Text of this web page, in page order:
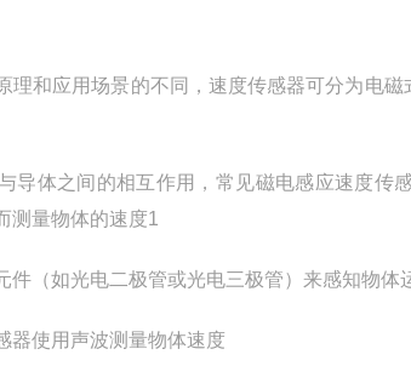
理和应用场景的不同，速度传感器可分为电
导体之间的相互作用，常见磁电感应速度
测量物体的速度1
件（如光电二极管或光电三极管）来感知物体
器使用声波测量物体速度